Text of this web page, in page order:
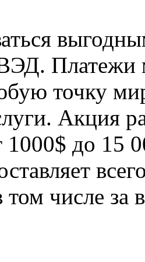
Платежи
точку
Акция
1000$ до 15
том числе за